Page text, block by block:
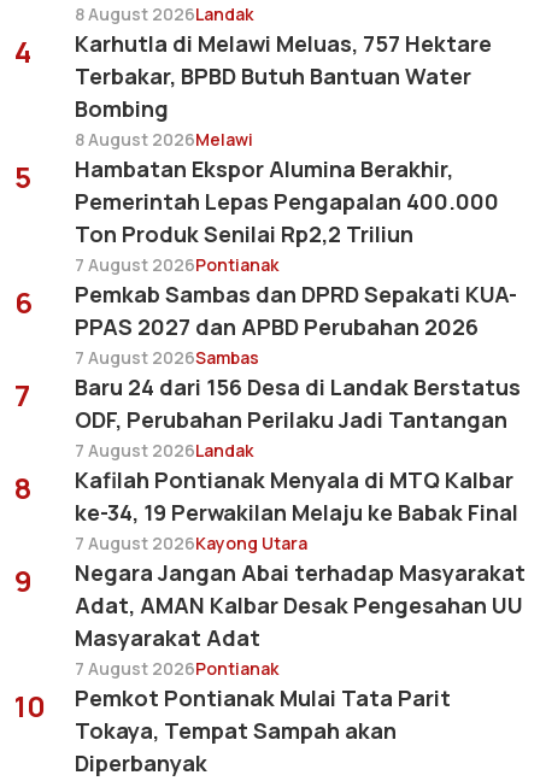
8 August 2026Landak
4
Karhutla di Melawi Meluas, 757 Hektare
Terbakar, BPBD Butuh Bantuan Water
Bombing
8 August 2026Melawi
5
Hambatan Ekspor Alumina Berakhir,
Pemerintah Lepas Pengapalan 400.000
Ton Produk Senilai Rp2,2 Triliun
7 August 2026Pontianak
6
Pemkab Sambas dan DPRD Sepakati KUA-
PPAS 2027 dan APBD Perubahan 2026
7 August 2026Sambas
7
Baru 24 dari 156 Desa di Landak Berstatus
ODF, Perubahan Perilaku Jadi Tantangan
7 August 2026Landak
8
Kafilah Pontianak Menyala di MTQ Kalbar
ke-34, 19 Perwakilan Melaju ke Babak Final
7 August 2026Kayong Utara
9
Negara Jangan Abai terhadap Masyarakat
Adat, AMAN Kalbar Desak Pengesahan UU
Masyarakat Adat
7 August 2026Pontianak
10
Pemkot Pontianak Mulai Tata Parit
Tokaya, Tempat Sampah akan
Diperbanyak